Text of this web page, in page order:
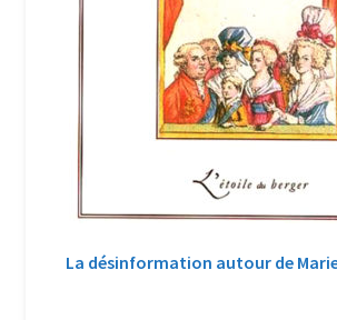
La désinformation autour de